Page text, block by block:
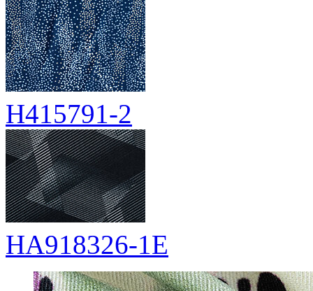
H415791-2
HA918326-1E